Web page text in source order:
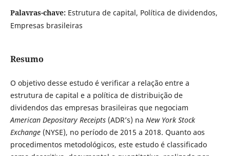
Palavras-chave: Estrutura de capital, Política de dividendos,
Empresas brasileiras
Resumo
O objetivo desse estudo é verificar a relação entre a
estrutura de capital e a política de distribuição de
dividendos das empresas brasileiras que negociam
American Depositary Receipts(ADR’s) na New York Stock
Exchange(NYSE), no período de 2015 a 2018. Quanto aos
procedimentos metodológicos, este estudo é classificado